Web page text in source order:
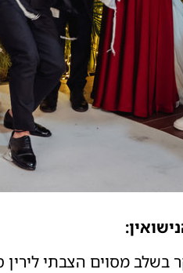
מסוים הצבתי לירין